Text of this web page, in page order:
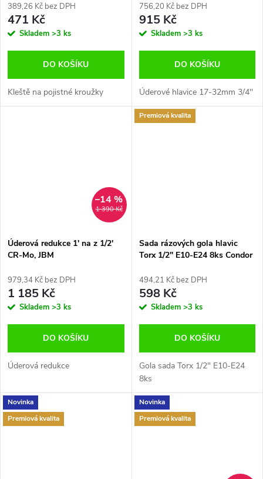
389,26 Kč bez DPH
471 Kč
Skladem >3 ks
DO KOŠÍKU
Kleště na pojistné kroužky
756,20 Kč bez DPH
915 Kč
Skladem >3 ks
DO KOŠÍKU
Úderové hlavice 17-32mm 3/4''
1 390 Kč
–14 %
Úderová redukce 1' na z 1/2'
CR-Mo, JBM
979,34 Kč bez DPH
1 185 Kč
Skladem >3 ks
DO KOŠÍKU
Úderová redukce
Premiová kvalita
Sada rázových gola hlavic
Torx 1/2" E10-E24 8ks Condor
494,21 Kč bez DPH
598 Kč
Skladem >3 ks
DO KOŠÍKU
Gola sada Torx 1/2" E10-E24
8ks
Novinka
Premiová kvalita
Novinka
Premiová kvalita